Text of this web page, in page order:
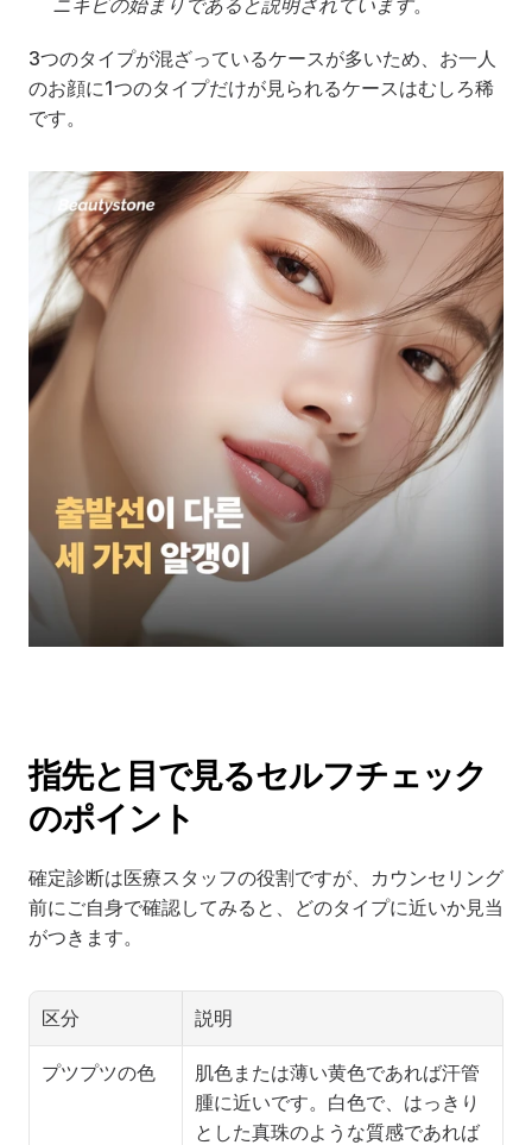
ニキビの始まりであると説明されています。
3つのタイプが混ざっているケースが多いため、お一人
のお顔に1つのタイプだけが見られるケースはむしろ稀
です。
指先と目で見るセルフチェック
のポイント
確定診断は医療スタッフの役割ですが、カウンセリング
前にご自身で確認してみると、どのタイプに近いか見当
がつきます。
区分 説明
プツプツの色
肌色または薄い黄色であれば汗管
腫に近いです。白色で、はっきり
とした真珠のような質感であれば